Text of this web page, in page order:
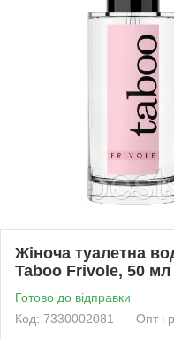
Жіноча туалетна
Taboo Frivole, 50 мл
Готово до відправки
Код: 7330002081
Опт і